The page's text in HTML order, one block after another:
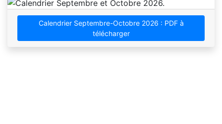
Calendrier Septembre-Octobre 2026 : PDF à
télécharger